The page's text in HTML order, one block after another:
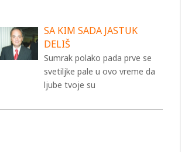
SA KIM SADA JASTUK
DELIŠ
Sumrak polako pada prve se
svetiljke pale u ovo vreme da
ljube tvoje su